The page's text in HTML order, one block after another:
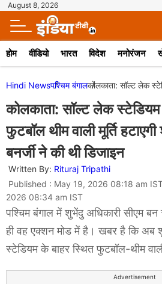
August 8, 2026
होम वीडियो भारत विदेश मनोरंजन
Hindi Newsपश्चिम बंगालकोलकाता: सॉल्ट लेक
कोलकाता: सॉल्ट लेक स्टेडियम
फुटबॉल थीम वाली मूर्ति
बनर्जी ने की थी डिजाइन
Written By: Rituraj Tripathi
Published : May 19, 2026 08:18 am
2026 08:34 am IST
पश्चिम बंगाल में शुभेंदु अधिकारी सीएम
ही वह एक्शन मोड में है। खबर है कि अब
स्टेडियम के बाहर स्थित फुटबॉल-थीम वाली
Advertisement